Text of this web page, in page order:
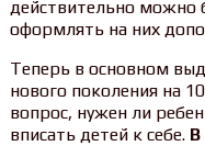
действительно можно
оформлять на них
Теперь в основном
нового поколения на
вопрос, нужен ли
вписать детей к себе. В